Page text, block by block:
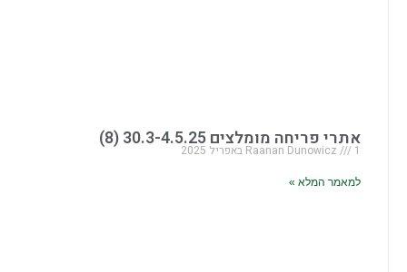
אתרי פריחה מומלצים 30.3-4.5.25 (8)
Raanan Dunowicz 1 באפריל 2025
למאמר המלא »